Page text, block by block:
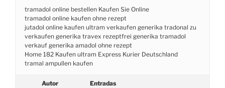
tramadol online bestellen Kaufen Sie Online
tramadol online kaufen ohne rezept
jutadol online kaufen ultram verkaufen generika tradonal zu
verkaufen generika travex rezeptfrei generika tramadol
verkauf generika amadol ohne rezept
Home 182 Kaufen ultram Express Kurier Deutschland
tramal ampullen kaufen
Autor Entradas